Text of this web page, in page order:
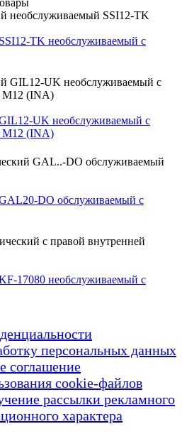
TK необслуживаемый с
UK необслуживаемый с
M12 (INA)
DO обслуживаемый с
17080 необслуживаемый с
персональных данных
соглашение
cookie-файлов
рассылки рекламного
характера